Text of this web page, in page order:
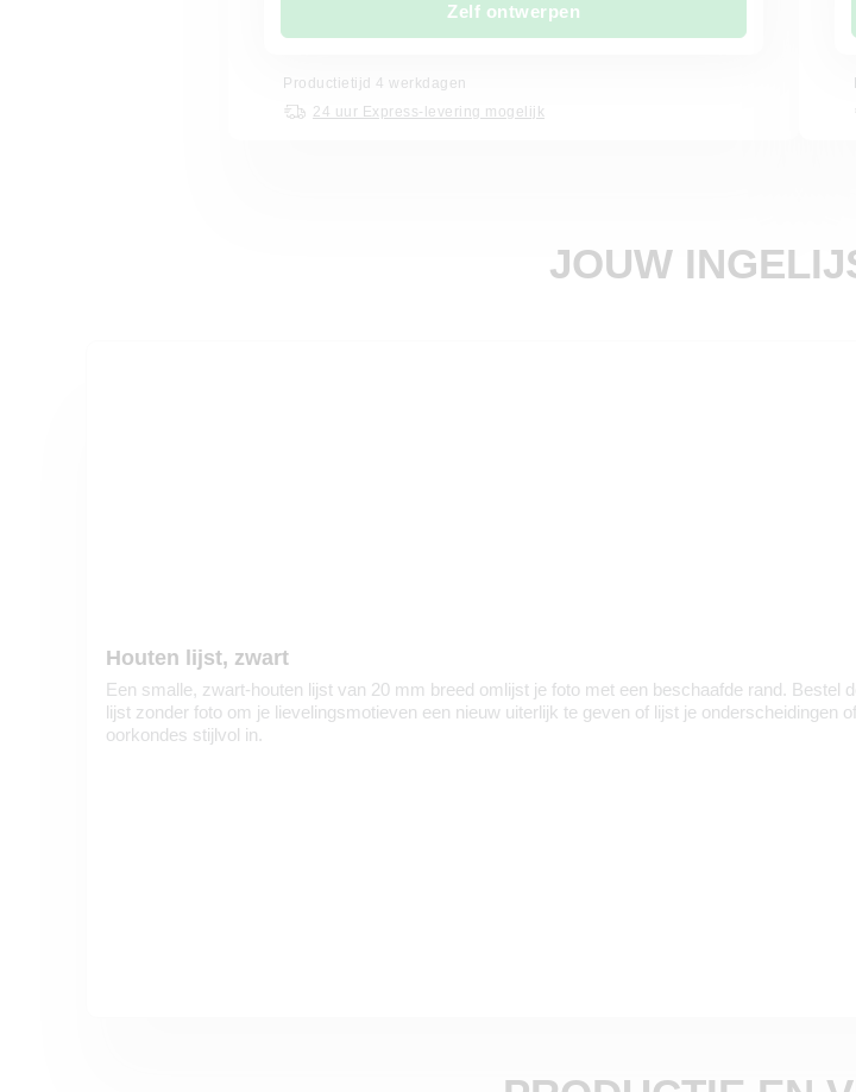
Zelf ontwerpen
Productietijd 4 werkdagen
24 uur Express-levering mogelijk
JOUW
Houten lijst, zwart
Een smalle, zwart-houten lijst van 20 mm breed omlijst je foto met een beschaafde rand. Bestel
lijst zonder foto om je lievelingsmotieven een nieuw uiterlijk te geven of lijst je onderscheidingen of
oorkondes stijlvol in.